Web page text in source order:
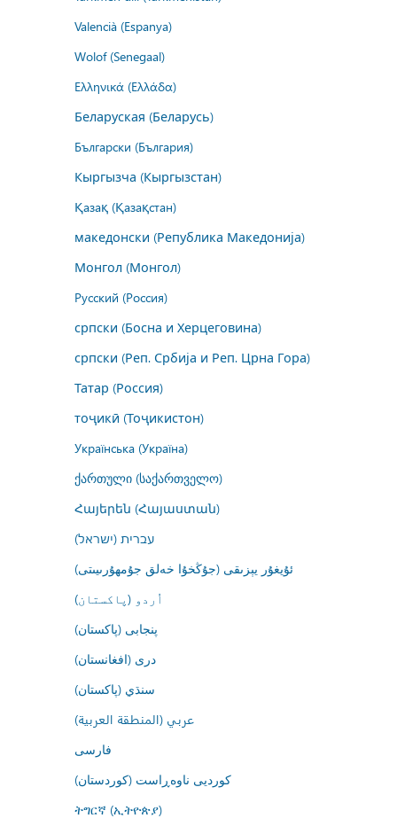
Valencià (Espanya)
Wolof (Senegaal)
Ελληνικά (Ελλάδα)
Беларуская (Беларусь)
Български (България)
Кыргызча (Кыргызстан)
Қазақ (Қазақстан)
македонски (Република Македонија)
Монгол (Монгол)
Русский (Россия)
српски (Босна и Херцеговина)
српски (Реп. Србија и Реп. Црна Гора)
Татар (Россия)
тоҷикӣ (Тоҷикистон)
Українська (Україна)
ქართული (საქართველო)
Հայերեն (Հայաստան)
עברית (ישראל)
ئۇيغۇر يېزىقى (جۇڭخۇا خەلق جۇمھۇرىيىتى)
اُردو (پاکستان)
پنجابی (پاکستان)
درى (افغانستان)
سنڌي (پاکستان)
عربي (المنطقة العربية)
فارسى
کوردیی ناوەڕاست (کوردستان)
ትግርኛ (ኢትዮጵያ)